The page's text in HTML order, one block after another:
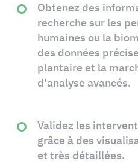
Obtenez des
recherche sur les
humaines ou la
des données
plantaire et la
d'analyse avancés.
Validez les
grâce à des
et très détaillées.